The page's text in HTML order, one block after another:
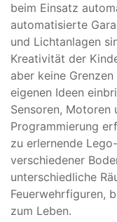
beim Einsatz
automatisierte
und Lichtanlagen
Kreativität der
aber keine
eigenen Ideen
Sensoren, Motoren
Programmierung
zu erlernende
verschiedener
unterschiedliche
Feuerwehrfiguren,
zum Leben.